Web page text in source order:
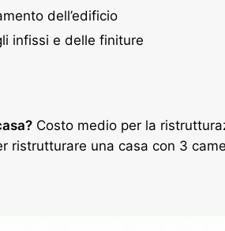
dell’edificio
infissi e delle finiture
Costo medio per la
ristrutturare una casa con 3